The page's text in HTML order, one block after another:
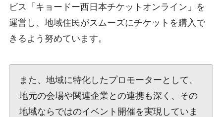
ビス「キョードー西日本チケットオンライン」を
運営し、地域住民がスムーズにチケットを購入で
きるよう努めています。
また、地域に特化したプロモーターとして、
地元の会場や関連企業との連携も深く、その
地域ならではのイベント開催を実現していま